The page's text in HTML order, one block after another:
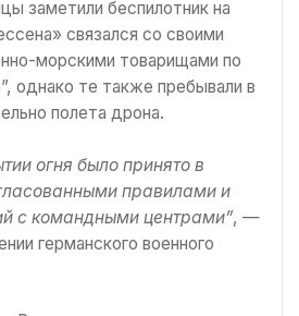
заметили беспилотник на
связался со своими
морскими товарищами по
однако те также пребывали в
полета дрона.
огня было принято в
правилами и
с командными центрами”, —
германского военного